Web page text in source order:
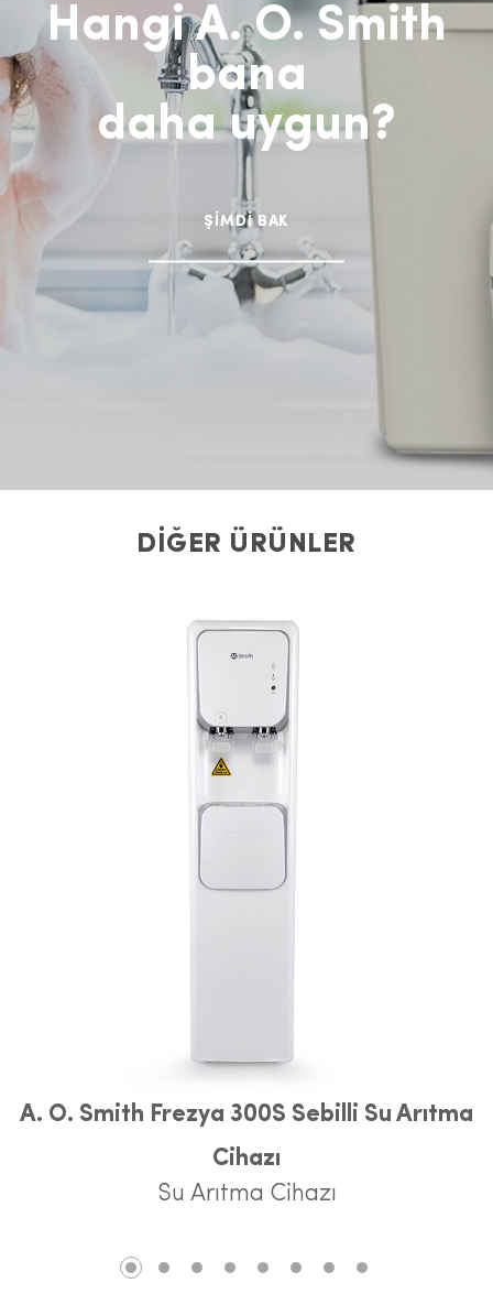
Hangi A. O. Smith
bana
daha uygun?
ŞİMDİ BAK
DİĞER ÜRÜNLER
A. O. Smith Frezya 300S Sebilli Su Arıtma
Cihazı
Su Arıtma Cihazı